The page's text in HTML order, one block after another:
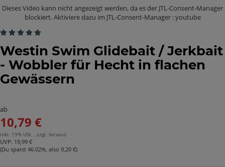
Dieses Video kann nicht angezeigt werden, da es der JTL-Consent-Manager
blockiert. Aktiviere dazu im JTL-Consent-Manager : youtube
Artikelbewertung: 5 von 5 Sterne
Westin Swim Glidebait / Jerkbait
- Wobbler für Hecht in flachen
Gewässern
ab
10,79 €
inkl. 19% USt. , zzgl. Versand
UVP: 19,99 €
(Du sparst 46.02% , also 9,20 €)